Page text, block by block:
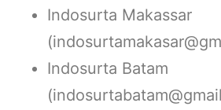
Indosurta Makassar
Indosurta Batam